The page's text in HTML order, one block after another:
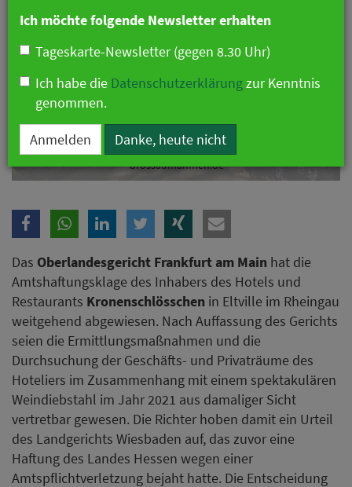
Oberlandesgericht weist Klage nach Weindiebstahl im
Kronenschlösschen ab. Foto: Kronenschlösschen /
Grossaufnahmen.de
Das Oberlandesgericht Frankfurt am Main hat die
Amtshaftungsklage des Inhabers des Hotels und
Restaurants Kronenschlösschen in Eltville im Rheingau
weitgehend abgewiesen. Nach Auffassung des Gerichts
seien die Ermittlungsmaßnahmen und die
Durchsuchung der Geschäfts- und Privaträume des
Hoteliers im Zusammenhang mit einem spektakulären
Weindiebstahl im Jahr 2021 aus damaliger Sicht
vertretbar gewesen. Die Richter hoben damit ein Urteil
des Landgerichts Wiesbaden auf, das zuvor eine
Haftung des Landes Hessen wegen einer
Amtspflichtverletzung bejaht hatte. Die Entscheidung
Ich möchte folgende Newsletter erhalten
Tageskarte-Newsletter (gegen 8.30 Uhr)
Ich habe die Datenschutzerklärungzur Kenntnis
genommen.
Anmelden Danke, heute nicht